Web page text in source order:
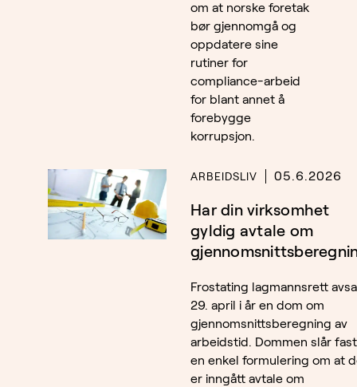
om at norske foretak
bør gjennomgå og
oppdatere sine
rutiner for
compliance-arbeid
for blant annet å
forebygge
korrupsjon.
ARBEIDSLIV 05.6.2026
Har din virksomhet
gyldig avtale om
Frostating lagmannsrett avsa
29. april i år en dom om
gjennomsnittsberegning av
arbeidstid. Dommen slår
en enkel formulering om at
er inngått avtale om